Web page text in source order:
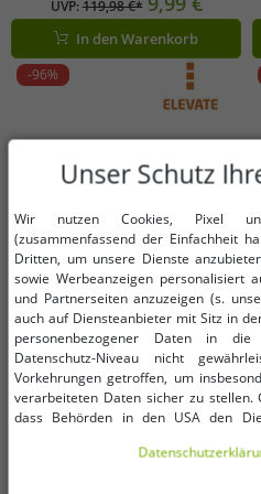
mit Eingriffstaschen
NF0A82300EA1 Blau
UVP:119,98 €*
In den Warenkorb
-96%
Unser Schutz
Wir nutzen Cookies, Pixel
(zusammenfassend der Einfachheit
Dritten, um unsere Dienste
sowie Werbeanzeigen personalisiert
und Partnerseiten anzuzeigen (s.
auch auf Diensteanbieter mit Sitz in
personenbezogener Daten in
Datenschutz-Niveau nicht
Vorkehrungen getroffen, um
verarbeiteten Daten sicher zu stellen.
dass Behörden in den USA den
im Einzelfall auf Basis